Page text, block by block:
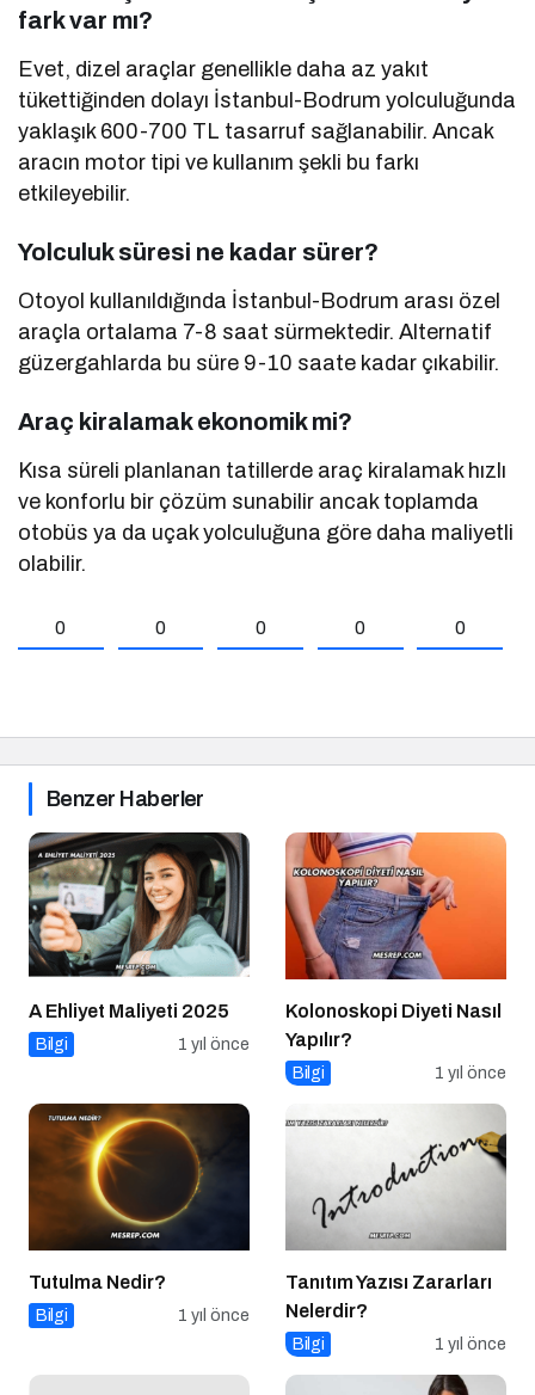
fark var mı?
Evet, dizel araçlar genellikle daha az yakıt
tükettiğinden dolayı İstanbul-Bodrum yolculuğunda
yaklaşık 600-700 TL tasarruf sağlanabilir. Ancak
aracın motor tipi ve kullanım şekli bu farkı
etkileyebilir.
Yolculuk süresi ne kadar sürer?
Otoyol kullanıldığında İstanbul-Bodrum arası özel
araçla ortalama 7-8 saat sürmektedir. Alternatif
güzergahlarda bu süre 9-10 saate kadar çıkabilir.
Araç kiralamak ekonomik mi?
Kısa süreli planlanan tatillerde araç kiralamak hızlı
ve konforlu bir çözüm sunabilir ancak toplamda
otobüs ya da uçak yolculuğuna göre daha maliyetli
olabilir.
0 0 0 0 0
Benzer Haberler
A Ehliyet Maliyeti 2025
Bilgi 1 yıl önce
Kolonoskopi Diyeti Nasıl
Yapılır?
Bilgi 1 yıl önce
Tutulma Nedir?
Bilgi 1 yıl önce
Tanıtım Yazısı Zararları
Nelerdir?
Bilgi 1 yıl önce